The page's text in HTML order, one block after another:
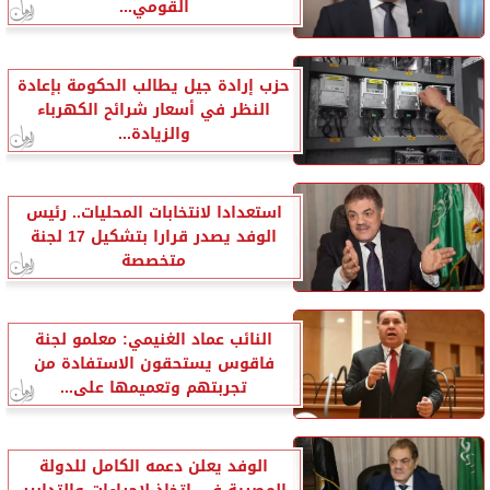
القومي...
حزب إرادة جيل يطالب الحكومة بإعادة
النظر في أسعار شرائح الكهرباء
والزيادة...
استعدادا لانتخابات المحليات.. رئيس
الوفد يصدر قرارا بتشكيل 17 لجنة
متخصصة
النائب عماد الغنيمي: معلمو لجنة
فاقوس يستحقون الاستفادة من
تجربتهم وتعميمها على...
الوفد يعلن دعمه الكامل للدولة